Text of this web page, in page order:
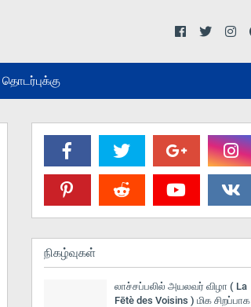
தொடர்புக்கு
நிகழ்வுகள்
லாச்சப்பலில் அயலவர் விழா ( La
Fētè des Voisins ) மிக சிறப்பாக